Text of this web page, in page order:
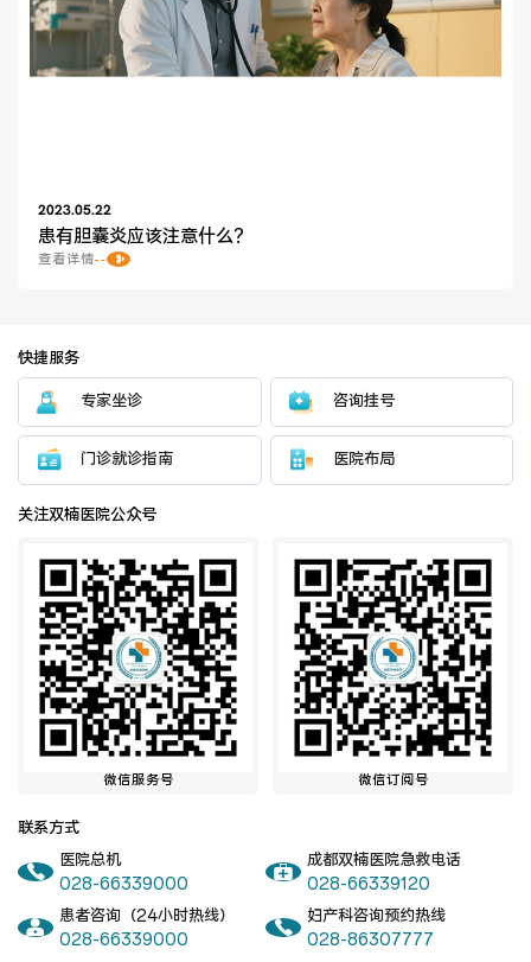
2023.05.22
患有胆囊炎应该注意什么？
查看详情
快捷服务
专家坐诊 咨询挂号
门诊就诊指南 医院布局
关注双楠医院公众号
微信服务号 微信订阅号
联系方式
医院总机
028-66339000
成都双楠医院急救电话
028-66339120
患者咨询（24小时热线）
028-66339000
妇产科咨询预约热线
028-86307777